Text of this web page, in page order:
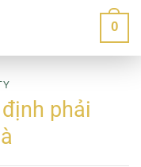
0
phải